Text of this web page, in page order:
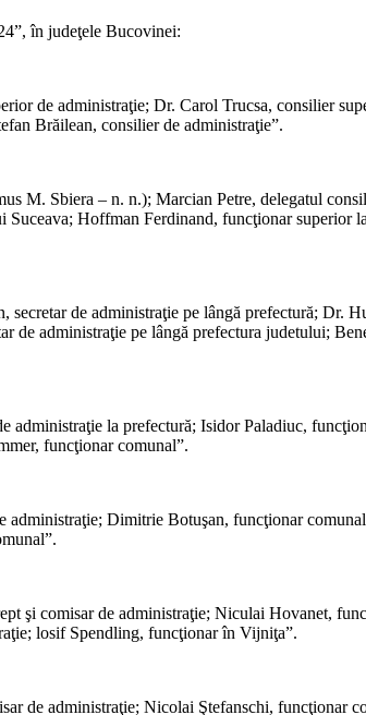
în judeţele Bucovinei:
de administraţie; Dr. Carol Trucsa, consilier
Brăilean, consilier de administraţie”.
M. Sbiera – n. n.); Marcian Petre, delegatul
Hoffman Ferdinand, funcţionar superior
de administraţie pe lângă prefectură; Dr.
administraţie pe lângă prefectura judetului;
la prefectură; Isidor Paladiuc,
funcţionar comunal”.
Dimitrie Botuşan, funcţionar
şi comisar de administraţie; Niculai Hovanet,
losif Spendling, funcţionar în Vijniţa”.
de administraţie; Nicolai Ştefanschi, funcţionar